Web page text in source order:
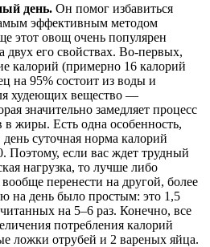
день. Он помог избавиться
эффективным методом
этот овощ очень популярен
двух его свойствах. Во-первых,
калорий (примерно 16 калорий
на 95% состоит из воды и
худеющих вещество —
значительно замедляет процесс
в жиры. Есть одна особенность,
суточная норма калорий
Поэтому, если вас ждет трудный
нагрузка, то лучше либо
перенести на другой, более
на день было простым: это 1,5
на 5–6 раз. Конечно, все
потребления калорий
ложки отрубей и 2 вареных яйца.